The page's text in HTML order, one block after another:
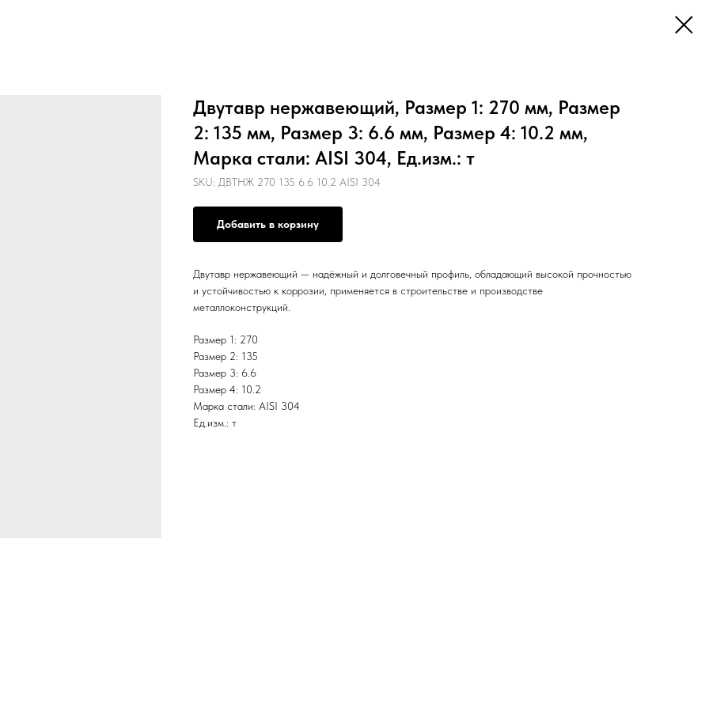
Двутавр нержавеющий, Размер 1: 270 мм, Размер
2: 135 мм, Размер 3: 6.6 мм, Размер 4: 10.2 мм,
Марка стали: AISI 304, Ед.изм.: т
SKU: ДВТНЖ 270 135 6.6 10.2 AISI 304
Добавить в корзину
Двутавр нержавеющий — надёжный и долговечный профиль, обладающий высокой прочностью
и устойчивостью к коррозии, применяется в строительстве и производстве
металлоконструкций.
Размер 1: 270
Размер 2: 135
Размер 3: 6.6
Размер 4: 10.2
Марка стали: AISI 304
Ед.изм.: т